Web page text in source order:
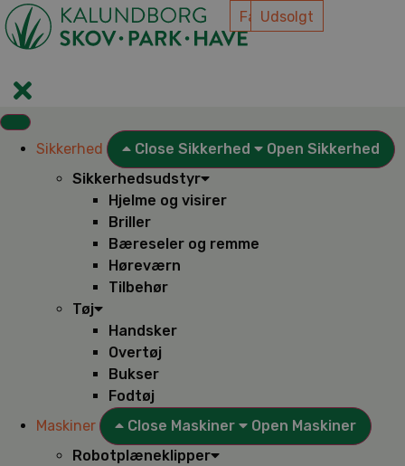
Videre
til
indhold
Sikkerhed Close Sikkerhed
Open Sikkerhed
Sikkerhedsudstyr
Hjelme og visirer
Briller
Bæreseler og remme
Høreværn
Tilbehør
Tøj
Handsker
Overtøj
Bukser
Fodtøj
Maskiner
Close Maskiner
Open Maskiner
Robotplæneklipper
Få på lager
Få på lager
Få på lager
Få på lager
Få på lager
Få på lager
Få på lager
Få på lager
Få på lager
Udsolgt